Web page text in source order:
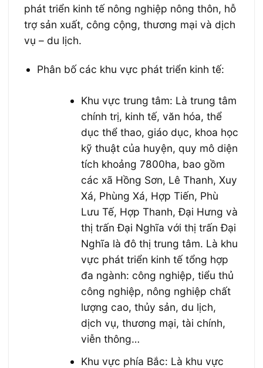
phát triển kinh tế nông nghiệp nông thôn, hỗ
trợ sản xuất, công cộng, thương mại và dịch
vụ – du lịch.
Phân bố các khu vực phát triển kinh tế:
Khu vực trung tâm: Là trung tâm
chính trị, kinh tế, văn hóa, thể
dục thể thao, giáo dục, khoa học
kỹ thuật của huyện, quy mô diện
tích khoảng 7800ha, bao gồm
các xã Hồng Sơn, Lê Thanh, Xuy
Xá, Phùng Xá, Hợp Tiến, Phù
Lưu Tế, Hợp Thanh, Đại Hưng và
thị trấn Đại Nghĩa với thị trấn Đại
Nghĩa là đô thị trung tâm. Là khu
vực phát triển kinh tế tổng hợp
đa ngành: công nghiệp, tiểu thủ
công nghiệp, nông nghiệp chất
lượng cao, thủy sản, du lịch,
dịch vụ, thương mại, tài chính,
viễn thông…
Khu vực phía Bắc: Là khu vực